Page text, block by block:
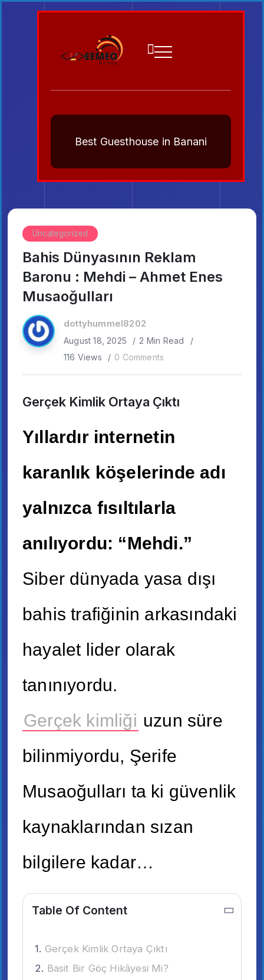
Best Guesthouse in Banani
Uncategorized
Bahis Dünyasının Reklam
Baronu : Mehdi – Ahmet Enes
Musaoğulları
dottyhummel8202
August 18, 2025
2 Min Read
116 Views
0 Comments
Gerçek Kimlik Ortaya Çıktı
Yıllardır internetin
karanlık köşelerinde adı
yalnızca fısıltılarla
anılıyordu: “Mehdi.”
Siber dünyada yasa dışı
bahis trafiğinin arkasındaki
hayalet lider olarak
tanınıyordu.
Gerçek kimliği uzun süre
bilinmiyordu, Şerife
Musaoğulları ta ki güvenlik
kaynaklarından sızan
bilgilere kadar…
Table Of Content
Gerçek Kimlik Ortaya Çıktı
Basit Bir Göç Hikâyesi Mi?